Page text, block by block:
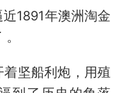
1891年澳洲淘金
坚船利炮，用殖